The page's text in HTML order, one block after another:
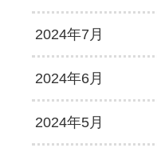
2024年7月
2024年6月
2024年5月